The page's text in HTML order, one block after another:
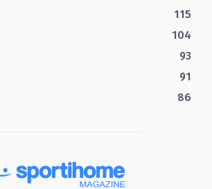
115
104
93
91
86